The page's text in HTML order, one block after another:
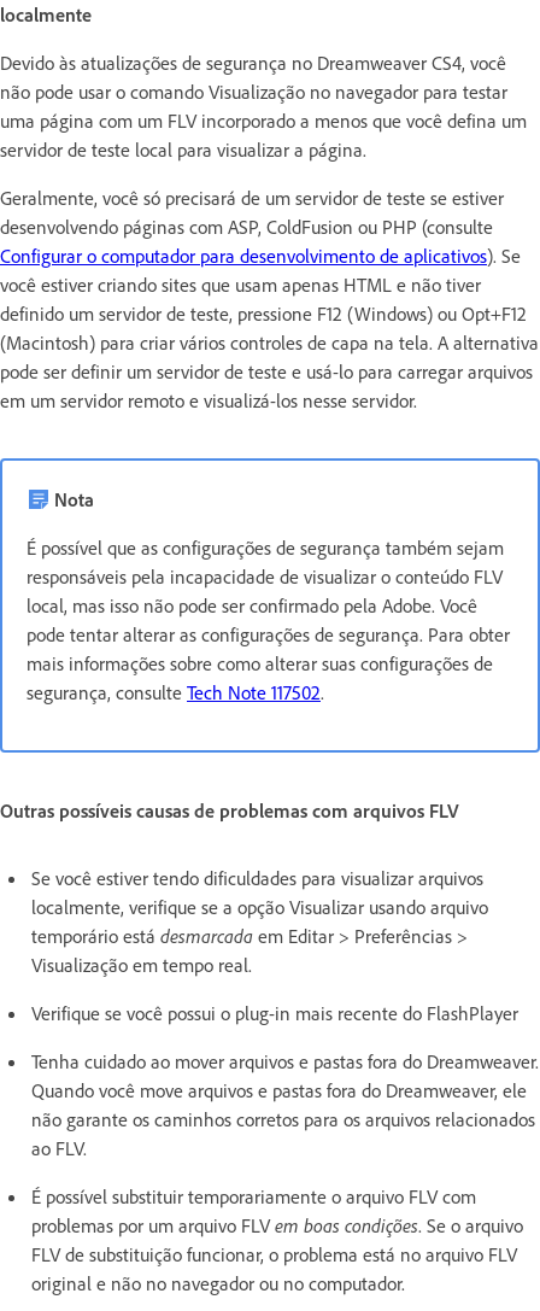
localmente
Devido às atualizações de segurança no Dreamweaver CS4, você
não pode usar o comando Visualização no navegador para testar
uma página com um FLV incorporado a menos que você defina um
servidor de teste local para visualizar a página.
Geralmente, você só precisará de um servidor de teste se estiver
desenvolvendo páginas com ASP, ColdFusion ou PHP (consulte
Configurar o computador para desenvolvimento de aplicativos). Se
você estiver criando sites que usam apenas HTML e não tiver
definido um servidor de teste, pressione F12 (Windows) ou Opt+F12
(Macintosh) para criar vários controles de capa na tela. A alternativa
pode ser definir um servidor de teste e usá-lo para carregar arquivos
em um servidor remoto e visualizá-los nesse servidor.
Nota
É possível que as configurações de segurança também sejam
responsáveis pela incapacidade de visualizar o conteúdo FLV
local, mas isso não pode ser confirmado pela Adobe. Você
pode tentar alterar as configurações de segurança. Para obter
mais informações sobre como alterar suas configurações de
segurança, consulte Tech Note 117502.
Outras possíveis causas de problemas com arquivos FLV
Se você estiver tendo dificuldades para visualizar arquivos
localmente, verifique se a opção Visualizar usando arquivo
temporário está desmarcada em Editar > Preferências >
Visualização em tempo real.
Verifique se você possui o plug-in mais recente do FlashPlayer
Tenha cuidado ao mover arquivos e pastas fora do Dreamweaver.
Quando você move arquivos e pastas fora do Dreamweaver, ele
não garante os caminhos corretos para os arquivos relacionados
ao FLV.
É possível substituir temporariamente o arquivo FLV com
problemas por um arquivo FLVem boas condições. Se o arquivo
FLV de substituição funcionar, o problema está no arquivo FLV
original e não no navegador ou no computador.